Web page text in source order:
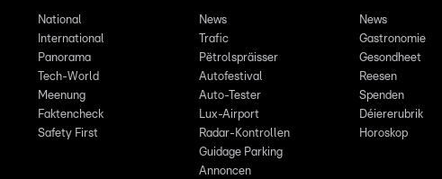
National
International
Panorama
Tech-World
Meenung
Faktencheck
Safety First
News
Trafic
Pëtrolspräisser
Autofestival
Auto-Tester
Lux-Airport
Radar-Kontrollen
Guidage Parking
Annoncen
News
Gastronomie
Gesondheet
Reesen
Spenden
Déiererubrik
Horoskop